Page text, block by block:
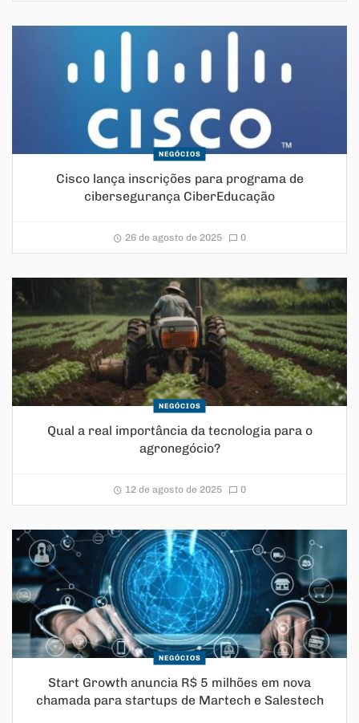
NEGÓCIOS
Cisco lança inscrições para programa de
cibersegurança CiberEducação
26 de agosto de 2025 0
NEGÓCIOS
Qual a real importância da tecnologia para o
agronegócio?
12 de agosto de 2025 0
NEGÓCIOS
Start Growth anuncia R$ 5 milhões em nova
chamada para startups de Martech e Salestech